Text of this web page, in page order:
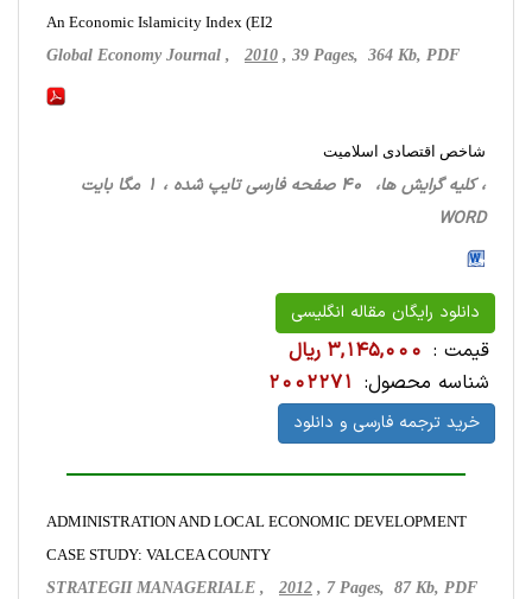
An Economic Islamicity Index (EI2
Global Economy Journal , 2010 , 39 Pages, 364 Kb, PDF
شاخص اقتصادی اسلامیت
، کلیه گرایش ها، 40 صفحه فارسی تایپ شده ، 1 مگا بایت
WORD
دانلود رایگان مقاله انگلیسی
قیمت : 3,145,000 ریال
شناسه محصول: 2002271
خرید ترجمه فارسی و دانلود
ADMINISTRATION AND LOCAL ECONOMIC DEVELOPMENT
CASE STUDY: VALCEA COUNTY
STRATEGII MANAGERIALE , 2012 , 7 Pages, 87 Kb, PDF